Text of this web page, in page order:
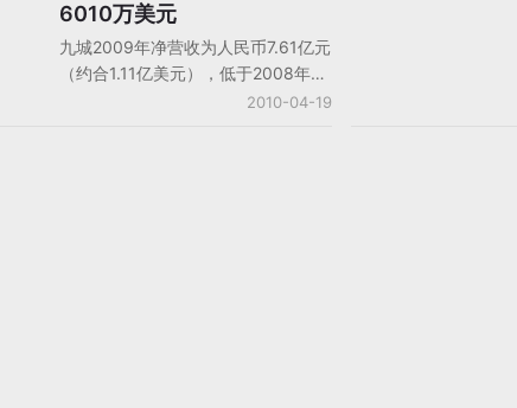
6010万美元
九城2009年净营收为人民币7.61亿元
（约合1.11亿美元），低于2008年的
人民币17.11亿元。九城2009年净亏
2010-04-19